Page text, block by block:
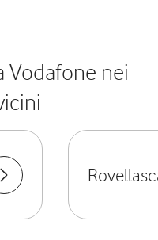
Vodafone nei